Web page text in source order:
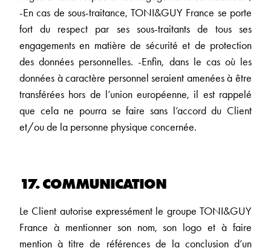
-En cas de sous-traitance, TONI&GUY France se porte
fort du respect par ses sous-traitants de tous ses
engagements en matière de sécurité et de protection
des données personnelles. -Enfin, dans le cas où les
données à caractère personnel seraient amenées à être
transférées hors de l’union européenne, il est rappelé
que cela ne pourra se faire sans l’accord du Client
et/ou de la personne physique concernée.
17. COMMUNICATION
Le Client autorise expressément le groupe TONI&GUY
France à mentionner son nom, son logo et à faire
mention à titre de références de la conclusion d’un